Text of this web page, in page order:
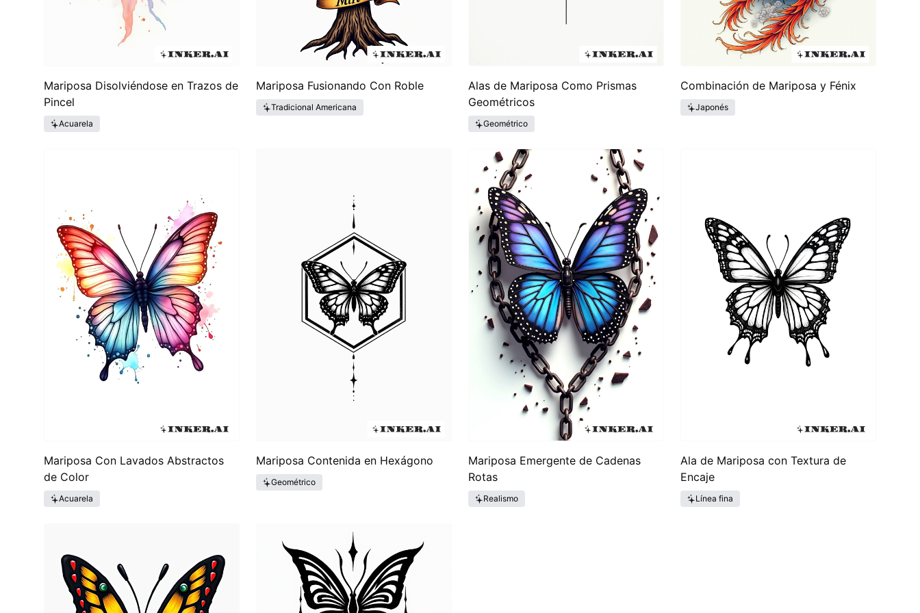
Mariposa Disolviéndose en Trazos de
Pincel
Acuarela
Mariposa Fusionando Con Roble
Tradicional Americana
Alas de Mariposa Como Prismas
Geométricos
Geométrico
Combinación de Mariposa y Fénix
Japonés
Mariposa Con Lavados Abstractos
de Color
Acuarela
Mariposa Contenida en Hexágono
Geométrico
Mariposa Emergente de Cadenas
Rotas
Realismo
Ala de Mariposa con Textura de
Encaje
Línea fina